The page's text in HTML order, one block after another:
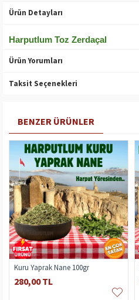
Ürün Detayları
Harputlum Toz Zerdaçal
Ürün Yorumları
Taksit Seçenekleri
BENZER ÜRÜNLER
Kuru Yaprak Nane 100gr
280,00 TL